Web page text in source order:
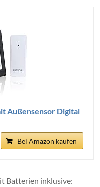
Außensensor Digital
Bei Amazon kaufen
Batterien inklusive: